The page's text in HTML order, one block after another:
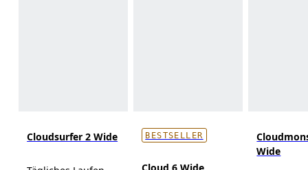
Cloudsurfer 2 Wide BESTSELLER
Wide